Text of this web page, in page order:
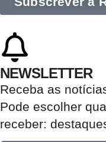
NEWSLETTER
Receba as
Pode escolher
receber: